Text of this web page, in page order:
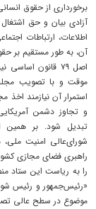
برخورداری از حقوق
آزادی بیان و حق اشتغال
اطلاعات، ارتباطات
آن، به طور مستقیم بر
اصل ۷۹ قانون
موقت و با تصویب
استمرار آن نیازمند
و تجاوز دشمن
تبدیل شود. بر همین
راهبری فضای مجازی
را به ریاست این ستاد
«رئیس‌جمهور و رئیس
موضوع در سطح عالی